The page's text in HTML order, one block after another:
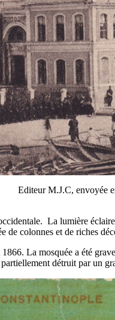
Editeur M.J.C, envoyée
La lumière
de colonnes et de riches
La mosquée a été
détruit par un